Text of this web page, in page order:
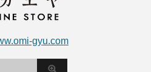
gyu.com